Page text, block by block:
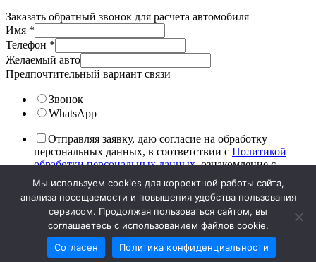
Заказать обратный звонок для расчета автомобиля
Имя *
Телефон *
Желаемый авто
Предпочтительный вариант связи
Звонок
WhatsApp
Отправляя заявку, даю согласие на обработку
персональных данных, в соответствии с Политикой
обработки персональных данных, ознакомление с
текстом подтверждаю.
После нажатия на «отправить» наши специалисты в
ближайшее время свяжутся с вами и подберут лучшие
варианты
Отправить
Мы используем cookies для корректной работы сайта,
анализа посещаемости и повышения удобства пользования
сервисом. Продолжая пользоваться сайтом, вы
соглашаетесь с использованием файлов cookie.
Согласен
Политика конфиденциальности